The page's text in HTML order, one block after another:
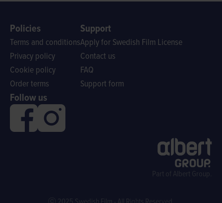
Policies
Terms and conditions
Privacy policy
Cookie policy
Order terms
Support
Apply for Swedish Film License
Contact us
FAQ
Support form
Follow us
Part of Albert Group.